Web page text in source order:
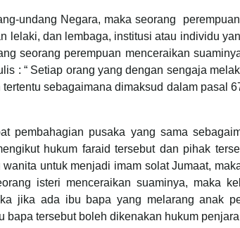
undang Negara, maka seorang
lelaki, dan lembaga, institusi atau individu
seorang perempuan menceraikan
: “ Setiap orang yang dengan sengaja
sebagaimana dimaksud dalam pasal
pembahagian pusaka yang sama
hukum faraid tersebut dan pihak
untuk menjadi imam solat Jumaat,
isteri menceraikan suaminya, maka
jika ada ibu bapa yang melarang anak
tersebut boleh dikenakan hukum